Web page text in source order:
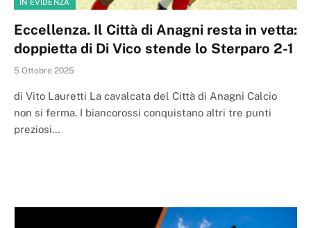
IN EVIDENZA
Eccellenza. Il Città di Anagni resta in vetta:
doppietta di Di Vico stende lo Sterparo 2-1
5 Ottobre 2025
di Vito Lauretti La cavalcata del Città di Anagni Calcio
non si ferma. I biancorossi conquistano altri tre punti
preziosi…